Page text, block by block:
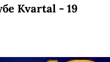
Kvartal - 19